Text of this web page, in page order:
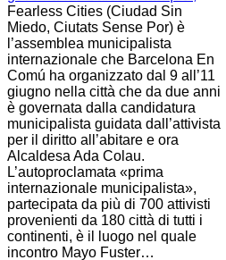
Fearless Cities (Ciudad Sin
Miedo, Ciutats Sense Por) è
l’assemblea municipalista
internazionale che Barcelona En
Comú ha organizzato dal 9 all’11
giugno nella città che da due anni
è governata dalla candidatura
municipalista guidata dall’attivista
per il diritto all’abitare e ora
Alcaldesa Ada Colau.
L’autoproclamata «prima
internazionale municipalista»,
partecipata da più di 700 attivisti
provenienti da 180 città di tutti i
continenti, è il luogo nel quale
incontro Mayo Fuster…